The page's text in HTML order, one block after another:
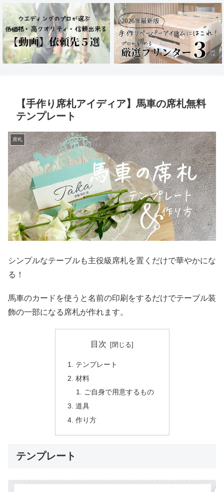
【手作り席札アイディア】馬車の席札無料
テンプレート
席札
シンプルなテーブルも主役級席札を置くだけで華やかにな
る！
馬車のカードを使うと名前の印刷をするだけでテーブル装
飾の一部になる席札が作れます。
目次
テンプレート
材料
ご自身で用意するもの
道具
作り方
テンプレート